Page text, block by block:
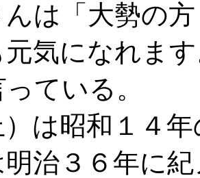
は「大勢の
元気になれま
ている。
は昭和１４
明治３６年に